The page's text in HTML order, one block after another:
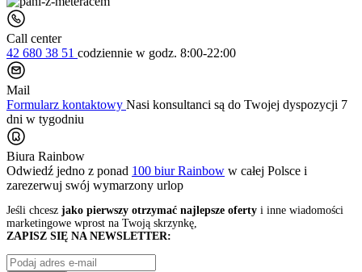
Call center
42 680 38 51 codziennie w godz. 8:00-22:00
Mail
Formularz kontaktowy Nasi konsultanci są do Twojej dyspozycji 7
dni w tygodniu
Biura Rainbow
Odwiedź jedno z ponad 100 biur Rainbow w całej Polsce i
zarezerwuj swój wymarzony urlop
Jeśli chcesz jako pierwszy otrzymać najlepsze oferty i inne wiadomości
marketingowe wprost na Twoją skrzynkę,
ZAPISZ SIĘ NA NEWSLETTER: